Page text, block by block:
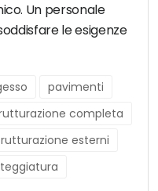
Un personale
le esigenze
pavimenti
completa
esterni